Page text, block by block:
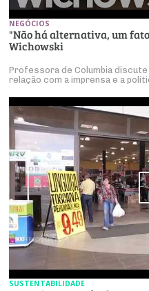
NEGÓCIOS
"Não há alternativa, um
Wichowski
Professora de Columbia
relação com a imprensa e a
SUSTENTABILIDADE